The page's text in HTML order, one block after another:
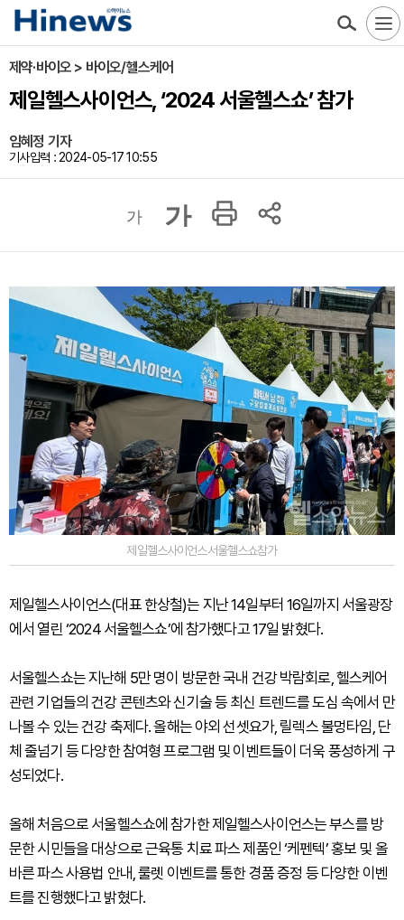
제약·바이오 > 바이오/헬스케어
제일헬스사이언스, ‘2024 서울헬스쇼’ 참가
임혜정 기자
기사입력 : 2024-05-17 10:55
가 가
제일헬스사이언스서울헬스쇼참가
제일헬스사이언스(대표 한상철)는 지난 14일부터 16일까지 서울광장
에서 열린 ‘2024 서울헬스쇼’에 참가했다고 17일 밝혔다.
서울헬스쇼는 지난해 5만 명이 방문한 국내 건강 박람회로, 헬스케어
관련 기업들의 건강 콘텐츠와 신기술 등 최신 트렌드를 도심 속에서 만
나볼 수 있는 건강 축제다. 올해는 야외 선셋요가, 릴렉스 불멍타임, 단
체 줄넘기 등 다양한 참여형 프로그램 및 이벤트들이 더욱 풍성하게 구
성되었다.
올해 처음으로 서울헬스쇼에 참가한 제일헬스사이언스는 부스를 방
문한 시민들을 대상으로 근육통 치료 파스 제품인 ‘케펜텍’ 홍보 및 올
바른 파스 사용법 안내, 룰렛 이벤트를 통한 경품 증정 등 다양한 이벤
트를 진행했다고 밝혔다.